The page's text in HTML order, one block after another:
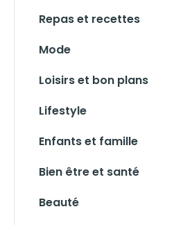
Repas et recettes
Mode
Loisirs et bon plans
Lifestyle
Enfants et famille
Bien être et santé
Beauté